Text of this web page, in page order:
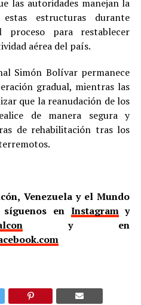
las autoridades manejan la
estructuras durante
para restablecer
aérea del país.
Simón Bolívar permanece
gradual, mientras las
que la reanudación de los
de manera segura y
de rehabilitación tras los
Venezuela y el Mundo
síguenos en Instagramy
y en